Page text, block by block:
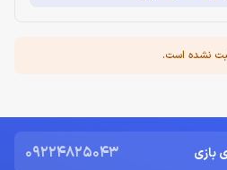
نشده است.
بازی 09224825043